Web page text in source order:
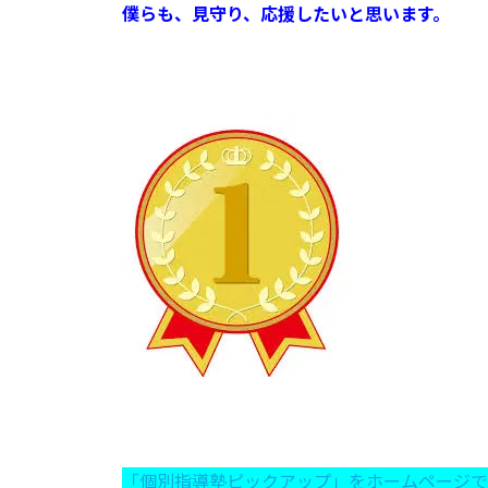
僕らも、見守り、応援したいと思います。
「個別指導塾ピックアップ」をホームページ